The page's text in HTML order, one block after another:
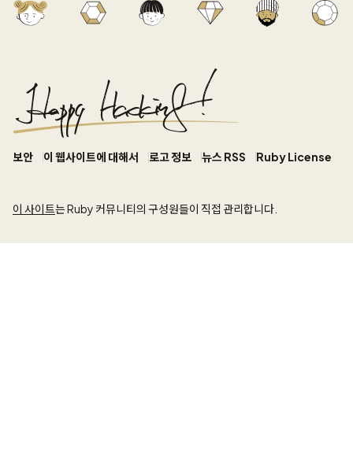
보안 이 웹사이트에 대해서 로고 정보 뉴스 RSS Ruby License
이 사이트는 Ruby 커뮤니티의 구성원들이 직접 관리합니다.